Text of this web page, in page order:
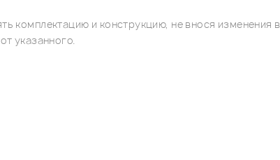
комплектацию и конструкцию, не внося изменения
указанного.